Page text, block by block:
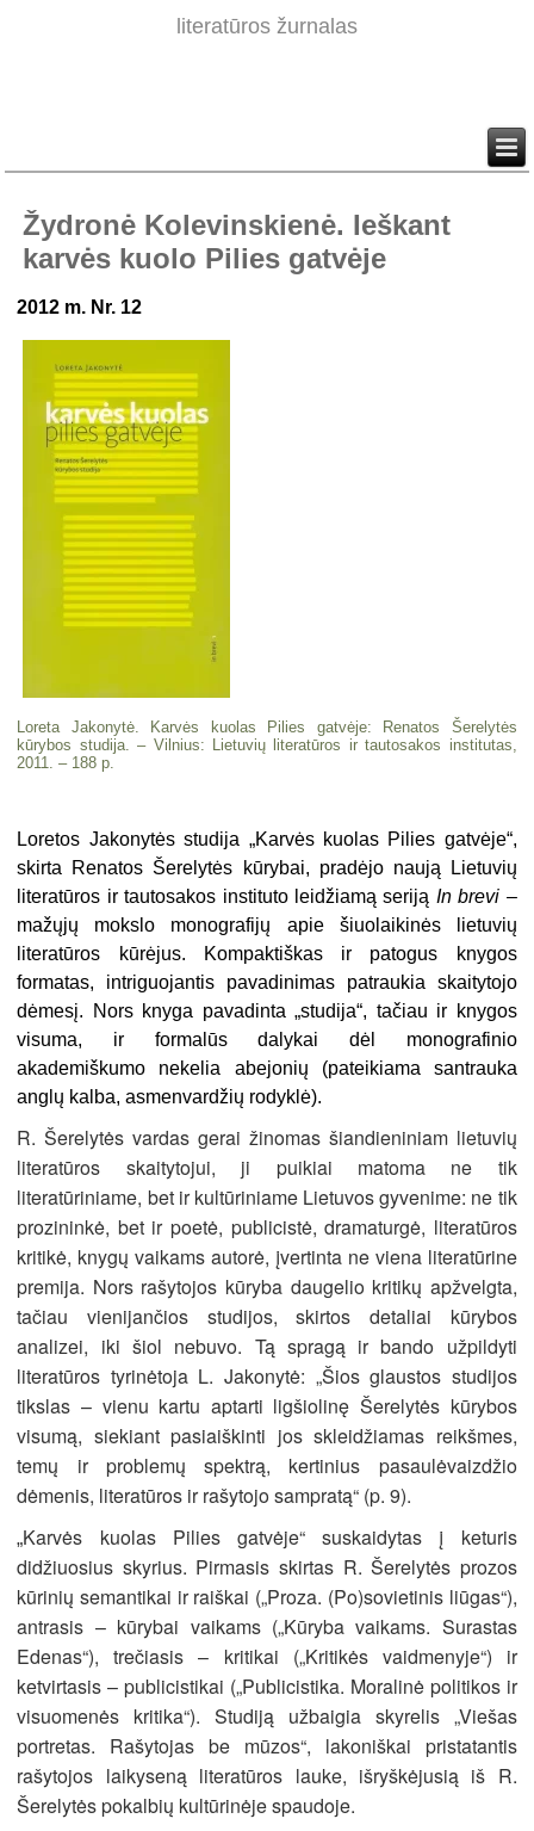
literatūros žurnalas
Žydronė Kolevinskienė. Ieškant
karvės kuolo Pilies gatvėje
2012 m. Nr. 12
Loreta Jakonytė. Karvės kuolas Pilies gatvėje: Renatos Šerelytės
kūrybos studija. – Vilnius: Lietuvių literatūros ir tautosakos institutas,
2011. – 188 p.
Loretos Jakonytės studija „Karvės kuolas Pilies gatvėje“,
skirta Renatos Šerelytės kūrybai, pradėjo naują Lietuvių
literatūros ir tautosakos instituto leidžiamą seriją In brevi –
mažųjų mokslo monografijų apie šiuolaikinės lietuvių
literatūros kūrėjus. Kompaktiškas ir patogus knygos
formatas, intriguojantis pavadinimas patraukia skaitytojo
dėmesį. Nors knyga pavadinta „studija“, tačiau ir knygos
visuma, ir formalūs dalykai dėl monografinio
akademiškumo nekelia abejonių (pateikiama santrauka
anglų kalba, asmenvardžių rodyklė).
R. Šerelytės vardas gerai žinomas šiandieniniam lietuvių
literatūros skaitytojui, ji puikiai matoma ne tik
literatūriniame, bet ir kultūriniame Lietuvos gyvenime: ne tik
prozininkė, bet ir poetė, publicistė, dramaturgė, literatūros
kritikė, knygų vaikams autorė, įvertinta ne viena literatūrine
premija. Nors rašytojos kūryba daugelio kritikų apžvelgta,
tačiau vienijančios studijos, skirtos detaliai kūrybos
analizei, iki šiol nebuvo. Tą spragą ir bando užpildyti
literatūros tyrinėtoja L. Jakonytė: „Šios glaustos studijos
tikslas – vienu kartu aptarti ligšiolinę Šerelytės kūrybos
visumą, siekiant pasiaiškinti jos skleidžiamas reikšmes,
temų ir problemų spektrą, kertinius pasaulėvaizdžio
dėmenis, literatūros ir rašytojo sampratą“ (p. 9).
„Karvės kuolas Pilies gatvėje“ suskaidytas į keturis
didžiuosius skyrius. Pirmasis skirtas R. Šerelytės prozos
kūrinių semantikai ir raiškai („Proza. (Po)sovietinis liūgas“),
antrasis – kūrybai vaikams („Kūryba vaikams. Surastas
Edenas“), trečiasis – kritikai („Kritikės vaidmenyje“) ir
ketvirtasis – publicistikai („Publicistika. Moralinė politikos ir
visuomenės kritika“). Studiją užbaigia skyrelis „Viešas
portretas. Rašytojas be mūzos“, lakoniškai pristatantis
rašytojos laikyseną literatūros lauke, išryškėjusią iš R.
Šerelytės pokalbių kultūrinėje spaudoje.